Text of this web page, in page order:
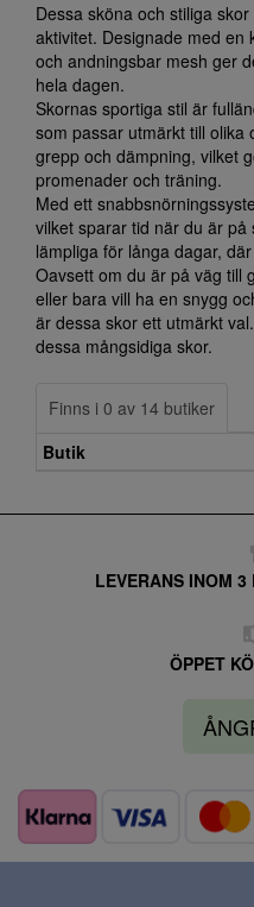
Dessa sköna och stiliga
aktivitet. Designade med en
och andningsbar mesh ger
hela dagen.
Skornas sportiga stil är
som passar utmärkt till olika
grepp och dämpning, vilket
promenader och träning.
Med ett
vilket sparar tid när du är
lämpliga för långa dagar,
Oavsett om du är på väg till
eller bara vill ha en snygg
är dessa skor ett utmärkt
dessa mångsidiga skor.
Finns i 0 av 14 butiker
Butik
LEVERANS INOM
ÖPPET